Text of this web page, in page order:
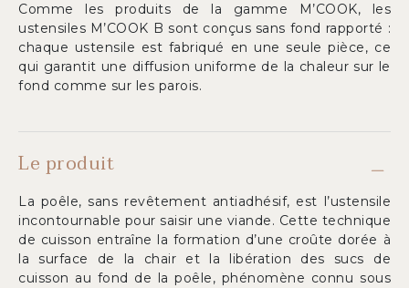
Comme les produits de la gamme M’COOK, les
ustensiles M’COOK B sont conçus sans fond rapporté :
chaque ustensile est fabriqué en une seule pièce, ce
qui garantit une diffusion uniforme de la chaleur sur le
fond comme sur les parois.
Le produit
La poêle, sans revêtement antiadhésif, est l’ustensile
incontournable pour saisir une viande. Cette technique
de cuisson entraîne la formation d’une croûte dorée à
la surface de la chair et la libération des sucs de
cuisson au fond de la poêle, phénomène connu sous